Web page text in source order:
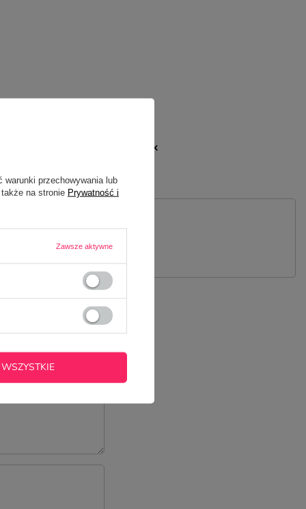
przód - spirala krótki bok
warunki przechowywania lub
na stronie Prywatność i
Zawsze aktywne